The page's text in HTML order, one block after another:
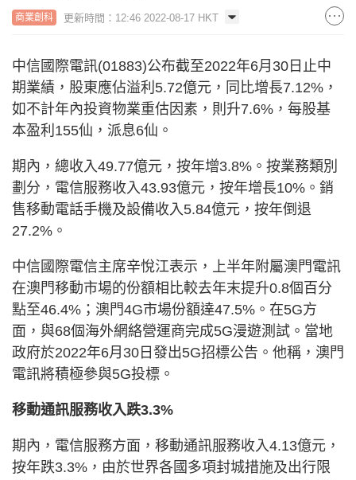
商業創科 更新時間：12:46 2022-08-17 HKT
中信國際電訊(01883)公布截至2022年6月30日止中
期業績，股東應佔溢利5.72億元，同比增長7.12%，
如不計年內投資物業重估因素，則升7.6%，每股基
本盈利155仙，派息6仙。
期內，總收入49.77億元，按年增3.8%。按業務類別
劃分，電信服務收入43.93億元，按年增長10%。銷
售移動電話手機及設備收入5.84億元，按年倒退
27.2%。
中信國際電信主席辛悅江表示，上半年附屬澳門電訊
在澳門移動市場的份額相比較去年末提升0.8個百分
點至46.4%；澳門4G市場份額達47.5%。在5G方
面，與68個海外網絡營運商完成5G漫遊測試。當地
政府於2022年6月30日發出5G招標公告。他稱，澳門
電訊將積極參與5G投標。
移動通訊服務收入跌3.3%
期內，電信服務方面，移動通訊服務收入4.13億元，
按年跌3.3%，由於世界各國多項封城措施及出行限